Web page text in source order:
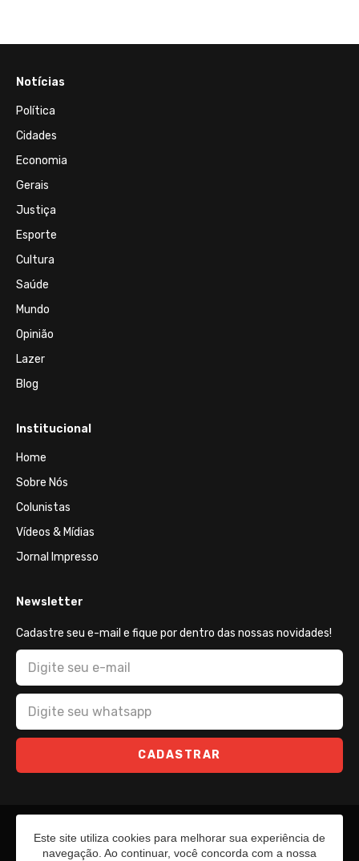
Notícias
Política
Cidades
Economia
Gerais
Justiça
Esporte
Cultura
Saúde
Mundo
Opinião
Lazer
Blog
Institucional
Home
Sobre Nós
Colunistas
Vídeos & Mídias
Jornal Impresso
Newsletter
Cadastre seu e-mail e fique por dentro das nossas novidades!
CADASTRAR
Este site utiliza cookies para melhorar sua experiência de
navegação. Ao continuar, você concorda com a nossa